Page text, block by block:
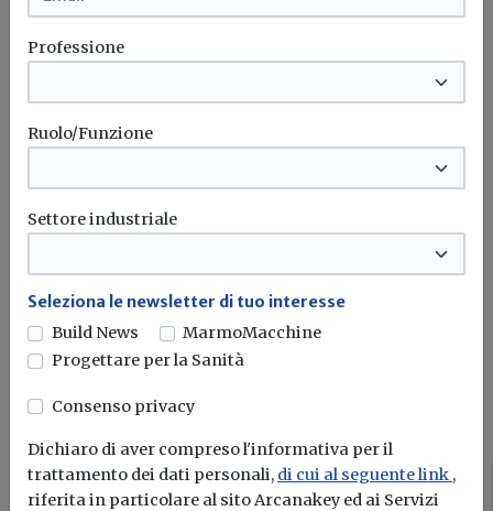
Iscriviti alla newsletter di
Build News
Rimani aggiornato sulle ultime
novità in campo di efficienza
Iscriviti
I più letti sull'argomento
Attualità
Professione
Ruolo/Funzione
Settore industriale
Seleziona le newsletter di tuo interesse
Build News
MarmoMacchine
Progettare per la Sanità
Consenso privacy
Dichiaro di aver compreso l'informativa per il
trattamento dei dati personali, di cui al seguente link ,
riferita in particolare al sito Arcanakey ed ai Servizi